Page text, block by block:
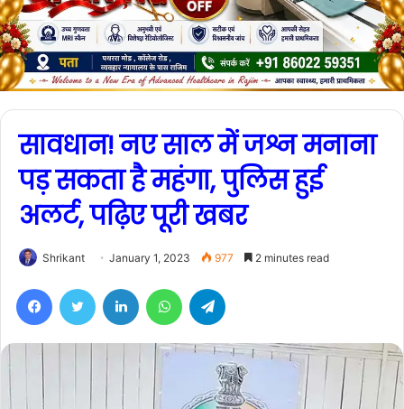
सावधान! नए साल में जश्न मनाना
पड़ सकता है महंगा, पुलिस हुई
अलर्ट, पढ़िए पूरी खबर
Shrikant January 1, 2023 977 2 minutes read